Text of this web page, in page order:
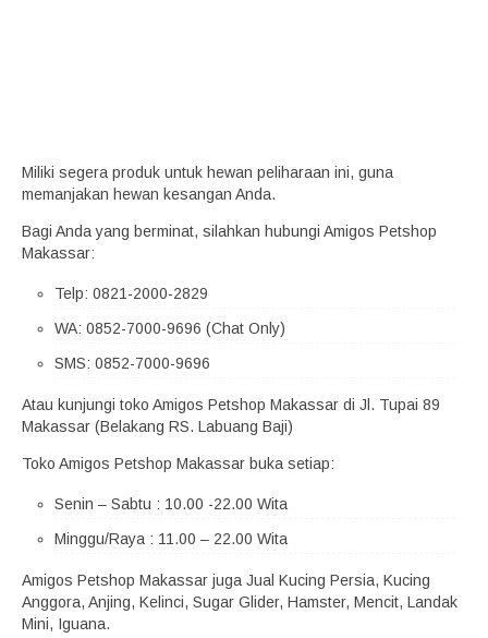
Miliki segera produk untuk hewan peliharaan ini, guna
memanjakan hewan kesangan Anda.
Bagi Anda yang berminat, silahkan hubungi Amigos Petshop
Makassar:
Telp: 0821-2000-2829
WA: 0852-7000-9696 (Chat Only)
SMS: 0852-7000-9696
Atau kunjungi toko Amigos Petshop Makassar di Jl. Tupai 89
Makassar (Belakang RS. Labuang Baji)
Toko Amigos Petshop Makassar buka setiap:
Senin – Sabtu : 10.00 -22.00 Wita
Minggu/Raya : 11.00 – 22.00 Wita
Amigos Petshop Makassar juga Jual Kucing Persia, Kucing
Anggora, Anjing, Kelinci, Sugar Glider, Hamster, Mencit, Landak
Mini, Iguana.